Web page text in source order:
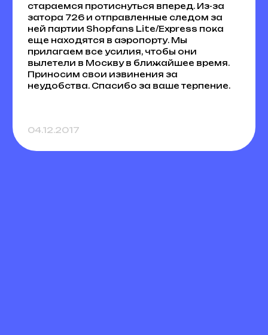
стараемся протиснуться вперед. Из-за
затора 726 и отправленные следом за
ней партии Shopfans Lite/Express пока
еще находятся в аэропорту. Мы
прилагаем все усилия, чтобы они
вылетели в Москву в ближайшее время.
Приносим свои извинения за
неудобства. Спасибо за ваше терпение.
04.12.2017